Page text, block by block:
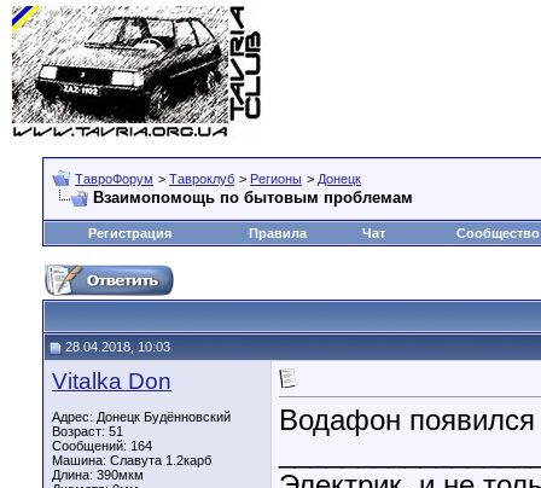
ТавроФорум > Тавроклуб > Регионы > Донецк
Взаимопомощь по бытовым проблемам
Регистрация Правила Чат Сообщество
28.04.2018, 10:03
Vitalka Don
Адрес: Донецк Будённовский
Возраст: 51
Сообщений: 164
Машина: Славута 1.2карб
Длина: 390мкм
Водафон